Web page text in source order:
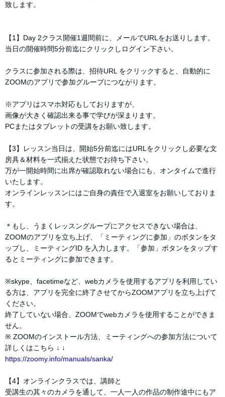
致します。
【1】Day 2クラス開催1週間前に、メールでURLをお送りします。
当日の開催時間5分前迄にクリックしログイン下さい。
クラスに参加される際は、招待URL をクリックすると、自動的に
ZOOMのアプリで参加グループにつながります。
※アプリはスマホ対応もしておりますが、
画像が大きく確認出来る事で学びが深まります。
PCまたはタブレットの受講をお願い致します。
【3】レッスン当日は、開始5分前迄にはURLをクリックし必要な文
房具＆材料を一式揃えた状態でお待ち下さい。
万が一開始時間に出席が確認取れない場合にも、オンタイムで進行
いたします。
オンラインレッスンにはご自身の責任で入退室をお願いしておりま
す。
＊もし、うまくレッスングループにアクセスできない場合は、
ZOOMのアプリを立ち上げ、「ミーティングに参加」のボタンをタ
ップし、ミーティングID を入力します。「参加」ボタンをタップす
るとミーティングに参加できます。
※skype、facetimeなど、webカメラを使用するアプリを利用してい
る方は、アプリを完全に終了させてからZOOMアプリを立ち上げて
ください。
終了していない場合、ZOOMでwebカメラを使用することができま
せん。
※ ZOOMのインストール方法、ミーティングへの参加方法について
詳しくはこちら ↓ ↓
https://zoomy.info/manuals/sanka/
【4】オンラインクラスでは、講師と
受講生の其々のカメラを通して、一人一人の作品の制作途中にもア